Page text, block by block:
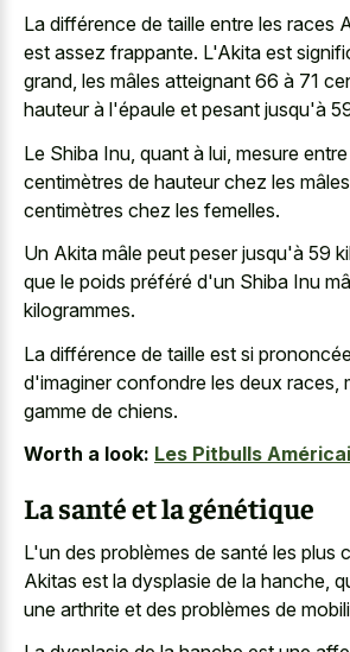
La différence de taille entre les races
est assez frappante. L'Akita est
grand, les mâles atteignant 66 à 71
hauteur à l'épaule et pesant jusqu'à
Le Shiba Inu, quant à lui, mesure
centimètres de hauteur chez les
centimètres chez les femelles.
Un Akita mâle peut peser jusqu'à 59
que le poids préféré d'un Shiba Inu
kilogrammes.
La différence de taille est si
d'imaginer confondre les deux races,
gamme de chiens.
Worth a look: Les Pitbulls
La santé et la génétique
L'un des problèmes de santé les plus
Akitas est la dysplasie de la hanche,
une arthrite et des problèmes de